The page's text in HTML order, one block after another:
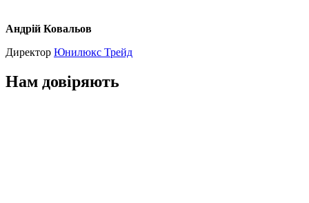
Андрій Ковальов
Директор Юнилюкс Трейд
Нам довіряють